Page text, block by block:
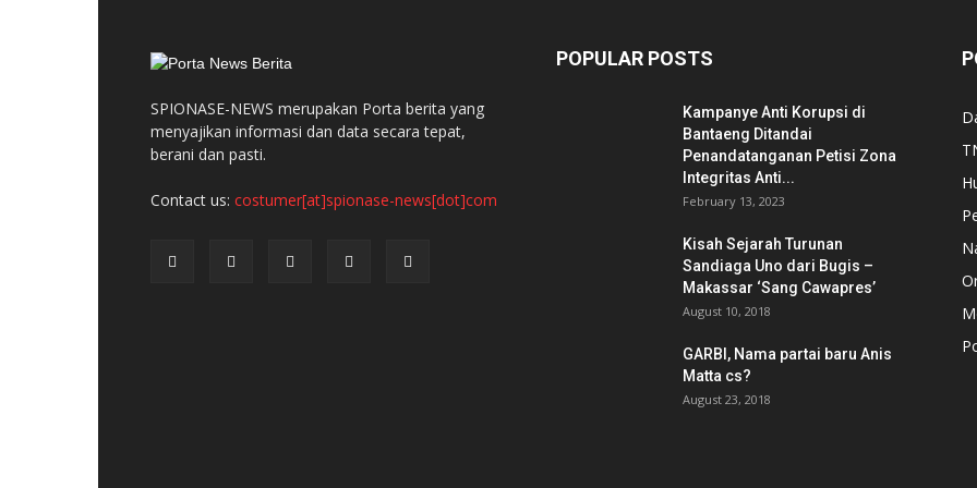
SPIONASE-NEWS merupakan Porta berita yang
menyajikan informasi dan data secara tepat,
berani dan pasti.
Contact us: costumer[at]spionase-news[dot]com
POPULAR POSTS
Kampanye Anti Korupsi di
Bantaeng Ditandai
Penandatanganan Petisi Zona
Integritas Anti...
February 13, 2023
Kisah Sejarah Turunan
Sandiaga Uno dari Bugis –
Makassar ‘Sang Cawapres’
August 10, 2018
GARBI, Nama partai baru Anis
Matta cs?
August 23, 2018